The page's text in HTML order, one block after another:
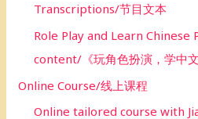
Transcriptions/节目文本
Role Play and Learn Chinese
content/《玩角色扮演，学中
Online Course/线上课程
Online tailored course with